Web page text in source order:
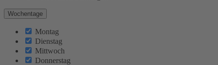
Wochentage
Montag
Dienstag
Mittwoch
Donnerstag